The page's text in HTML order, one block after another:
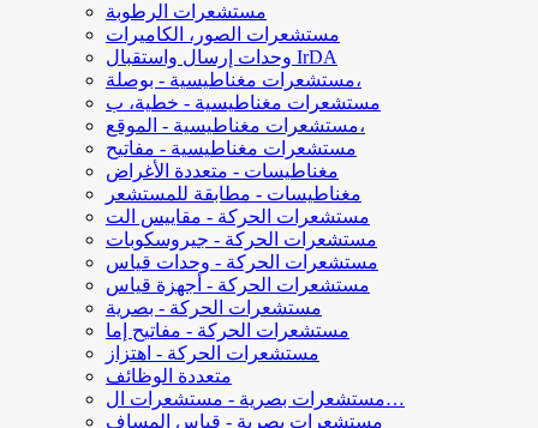
مستشعرات الرطوبة
مستشعرات الصور، الكاميرات
وحدات إرسال واستقبال IrDA
مستشعرات مغناطيسية - بوصلة،
مستشعرات مغناطيسية - خطية، ب
مستشعرات مغناطيسية - الموقع،
مستشعرات مغناطيسية - مفاتيح
مغناطيسات - متعددة الأغراض
مغناطيسات - مطابقة للمستشعر
مستشعرات الحركة - مقاييس الت
مستشعرات الحركة - جيروسكوبات
مستشعرات الحركة - وحدات قياس
مستشعرات الحركة - أجهزة قياس
مستشعرات الحركة - بصرية
مستشعرات الحركة - مفاتيح إما
مستشعرات الحركة - اهتزاز
متعددة الوظائف
مستشعرات بصرية - مستشعرات ال…
مستشعرات بصرية - قياس المساف